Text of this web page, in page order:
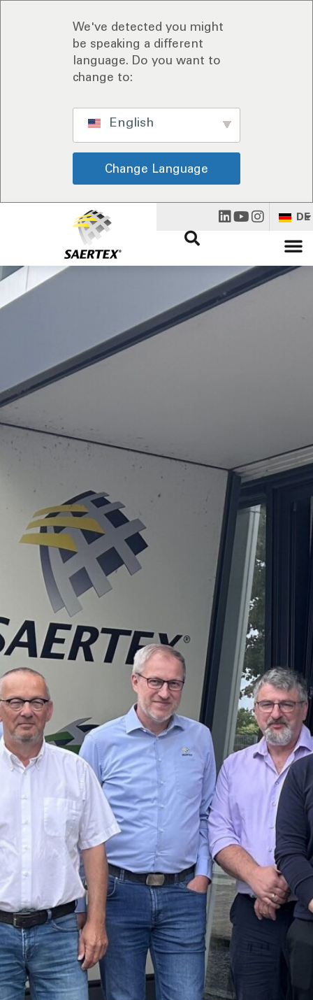
We've detected you might
be speaking a different
language. Do you want to
change to:
English
Change Language
DE